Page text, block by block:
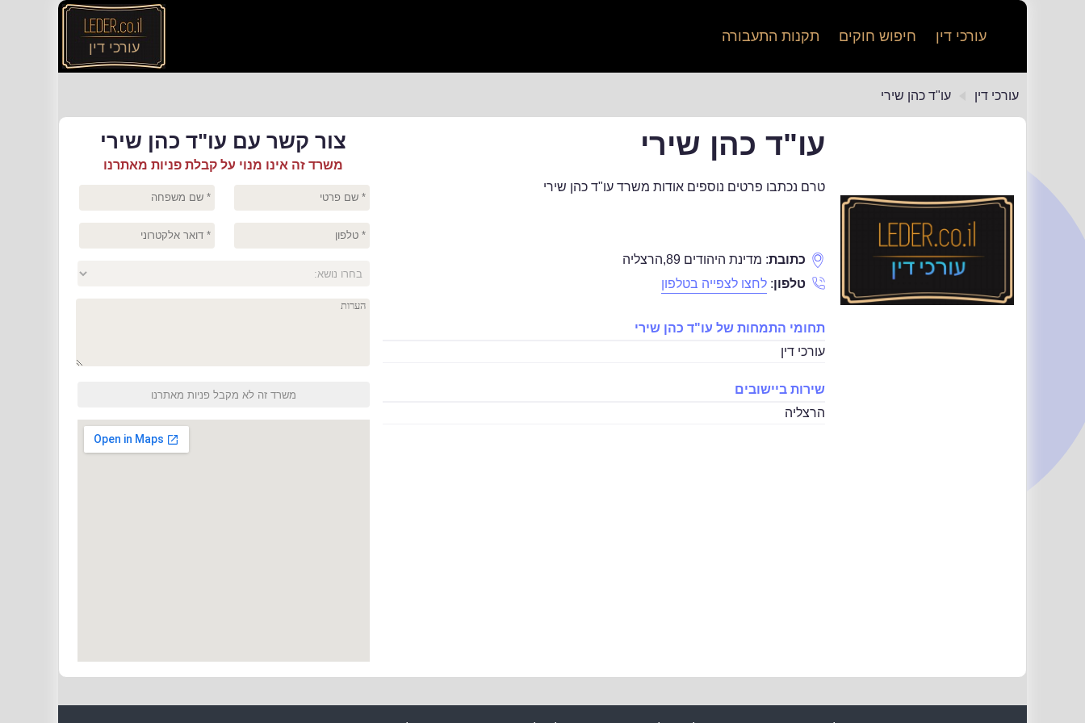
עורכי דין חיפוש חוקים תקנות התעבורה
עורכי דין
עורכי דין עו"ד כהן שירי
עו"ד כהן שירי
טרם נכתבו פרטים נוספים אודות משרד עו"ד כהן שירי
כתובת: מדינת היהודים 89 ,הרצליה
טלפון: לחצו לצפייה בטלפון
תחומי התמחות של עו"ד כהן שירי
עורכי דין
שירות ביישובים
הרצליה
צור קשר עם עו"ד כהן שירי
משרד זה אינו מנוי על קבלת פניות מאתרנו